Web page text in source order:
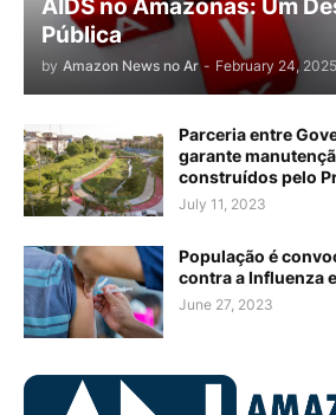
AIDS no Amazonas: Um
Pública
by Amazon News no Ar - February 24, 2025
Parceria entre
garante
construídos pelo
July 11, 2023
População é
contra a Influenza
June 27, 2023